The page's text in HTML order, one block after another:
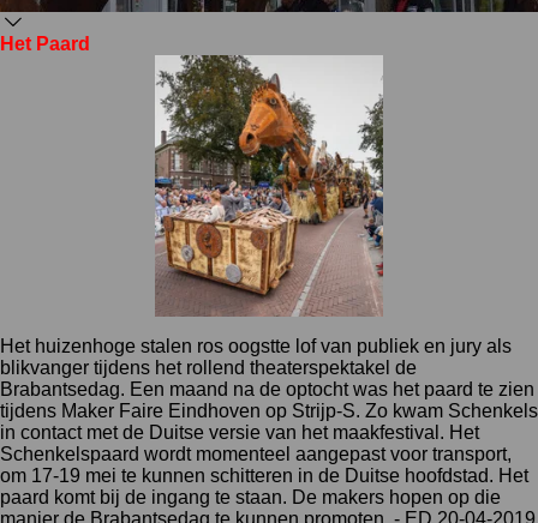
Het Paard
Het huizenhoge stalen ros oogstte lof van publiek en jury als
blikvanger tijdens het rollend theaterspektakel de
Brabantsedag. Een maand na de optocht was het paard te zien
tijdens Maker Faire Eindhoven op Strijp-S. Zo kwam Schenkels
in contact met de Duitse versie van het maakfestival. Het
Schenkelspaard wordt momenteel aangepast voor transport,
om 17-19 mei te kunnen schitteren in de Duitse hoofdstad. Het
paard komt bij de ingang te staan. De makers hopen op die
manier de Brabantsedag te kunnen promoten. - ED 20-04-2019